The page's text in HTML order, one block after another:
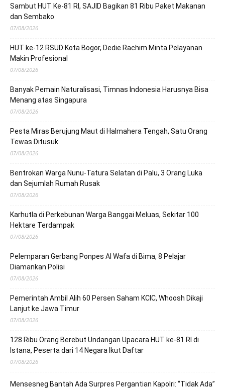
Sambut HUT Ke-81 RI, SAJID Bagikan 81 Ribu Paket Makanan
dan Sembako
07/08/2026
HUT ke-12 RSUD Kota Bogor, Dedie Rachim Minta Pelayanan
Makin Profesional
07/08/2026
Banyak Pemain Naturalisasi, Timnas Indonesia Harusnya Bisa
Menang atas Singapura
07/08/2026
Pesta Miras Berujung Maut di Halmahera Tengah, Satu Orang
Tewas Ditusuk
07/08/2026
Bentrokan Warga Nunu-Tatura Selatan di Palu, 3 Orang Luka
dan Sejumlah Rumah Rusak
07/08/2026
Karhutla di Perkebunan Warga Banggai Meluas, Sekitar 100
Hektare Terdampak
07/08/2026
Pelemparan Gerbang Ponpes Al Wafa di Bima, 8 Pelajar
Diamankan Polisi
07/08/2026
Pemerintah Ambil Alih 60 Persen Saham KCIC, Whoosh Dikaji
Lanjut ke Jawa Timur
07/08/2026
128 Ribu Orang Berebut Undangan Upacara HUT ke-81 RI di
Istana, Peserta dari 14 Negara Ikut Daftar
07/08/2026
Mensesneg Bantah Ada Surpres Pergantian Kapolri: “Tidak Ada”